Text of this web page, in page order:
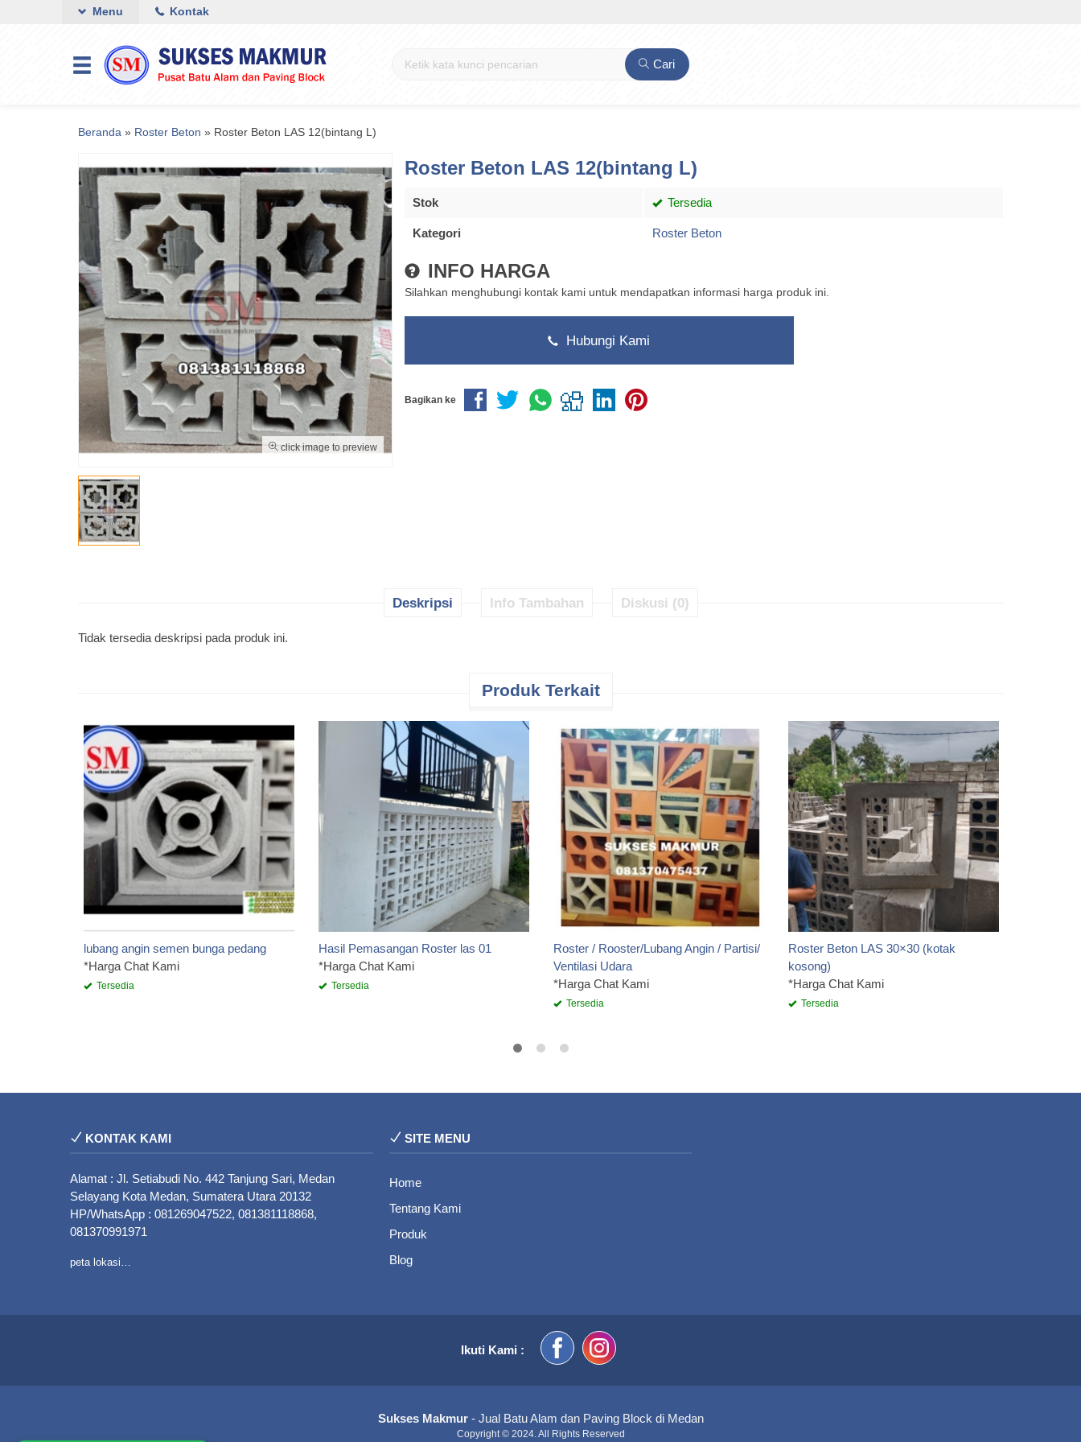
Menu Kontak
Cari
Beranda » Roster Beton » Roster Beton LAS 12(bintang L)
click image to preview
Roster Beton LAS 12(bintang L)
Stok Tersedia
Kategori Roster Beton
INFO HARGA
Silahkan menghubungi kontak kami untuk mendapatkan informasi harga produk ini.
Hubungi Kami
Bagikan ke
Deskripsi Info Tambahan Diskusi (0)
Tidak tersedia deskripsi pada produk ini.
Produk Terkait
lubang angin semen bunga pedang
*Harga Chat Kami
Tersedia
Hasil Pemasangan Roster las 01
*Harga Chat Kami
Tersedia
Roster / Rooster/Lubang Angin / Partisi/
Ventilasi Udara
*Harga Chat Kami
Tersedia
Roster Beton LAS 30×30 (kotak
kosong)
*Harga Chat Kami
Tersedia
KONTAK KAMI
Alamat : Jl. Setiabudi No. 442 Tanjung Sari, Medan
Selayang Kota Medan, Sumatera Utara 20132
HP/WhatsApp : 081269047522, 081381118868,
081370991971
peta lokasi…
SITE MENU
Home
Tentang Kami
Produk
Blog
Ikuti Kami :
Sukses Makmur- Jual Batu Alam dan Paving Block di Medan
Copyright © 2024. All Rights Reserved